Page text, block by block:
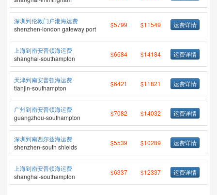
深圳到伦敦门户港海运费
shenzhen-london gateway port
$5799 $11549 运费详情
上海到南安普顿海运费
shanghai-southampton
$6684 $14184 运费详情
天津到南安普顿海运费
tianjin-southampton
$6421 $11821 运费详情
广州到南安普顿海运费
guangzhou-southampton
$7082 $14032 运费详情
深圳到南西尔兹海运费
shenzhen-south shields
$5539 $10289 运费详情
上海到南安普顿海运费
shanghai-southampton
$6337 $12337 运费详情